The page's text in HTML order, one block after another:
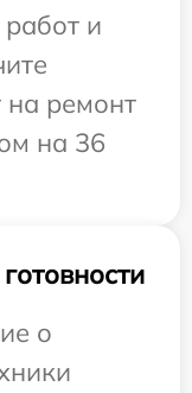
и
ремонт
на 36
о